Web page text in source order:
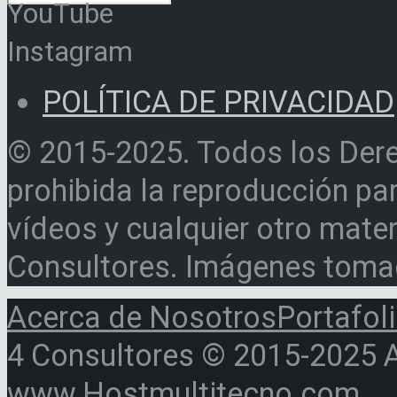
YouTube
Instagram
POLÍTICA DE PRIVACIDAD
© 2015-2025. Todos los
prohibida la reproducción
vídeos y cualquier otro
Consultores. Imágenes
Acerca de Nosotros
4 Consultores © 2015-2025